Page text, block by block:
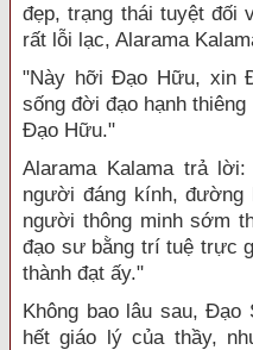
đẹp, trạng thái tuyệt đối
rất lỗi lạc, Alarama
"Này hỡi Đạo Hữu, xin
sống đời đạo hạnh
Đạo Hữu."
Alarama Kalama trả
người đáng kính,
người thông minh sớm
đạo sư bằng trí tuệ trực
thành đạt ấy."
Không bao lâu sau,
hết giáo lý của thầy,